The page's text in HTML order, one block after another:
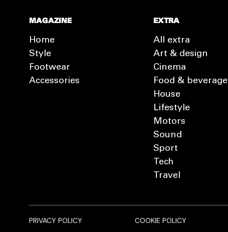
MAGAZINE
Home
Style
Footwear
Accessories
EXTRA
All extra
Art & design
Cinema
Food & beverage
House
Lifestyle
Motors
Sound
Sport
Tech
Travel
PRIVACY POLICY COOKIE POLICY